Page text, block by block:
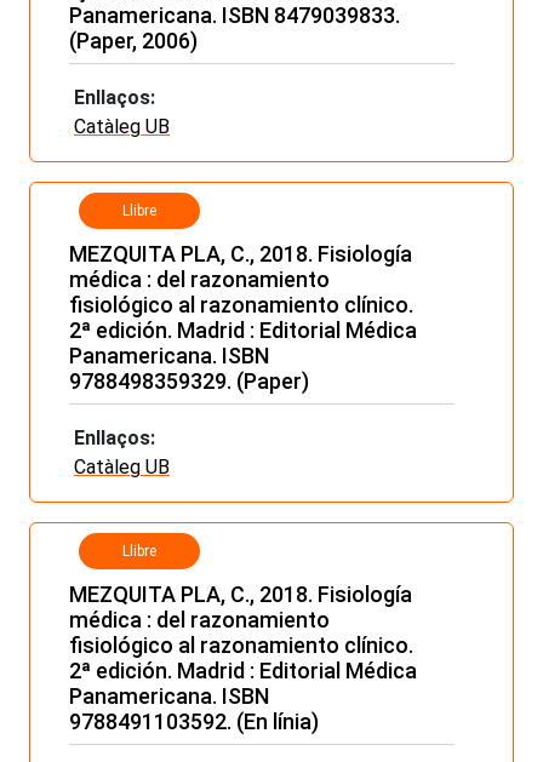
Panamericana. ISBN 8479039833.
(Paper, 2006)
Enllaços:
Catàleg UB
Llibre
MEZQUITA PLA, C., 2018. Fisiología
médica : del razonamiento
fisiológico al razonamiento clínico.
2ª edición. Madrid : Editorial Médica
Panamericana. ISBN
9788498359329. (Paper)
Enllaços:
Catàleg UB
Llibre
MEZQUITA PLA, C., 2018. Fisiología
médica : del razonamiento
fisiológico al razonamiento clínico.
2ª edición. Madrid : Editorial Médica
Panamericana. ISBN
9788491103592. (En línia)